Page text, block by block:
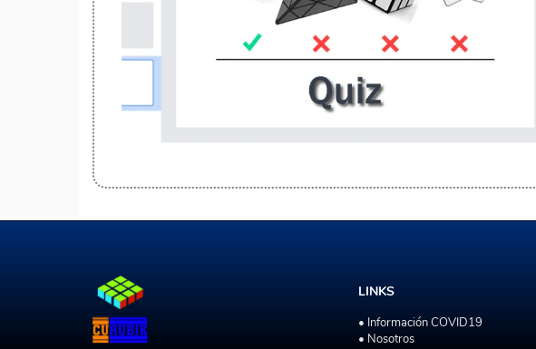
LINKS
• Información COVID19
• Nosotros